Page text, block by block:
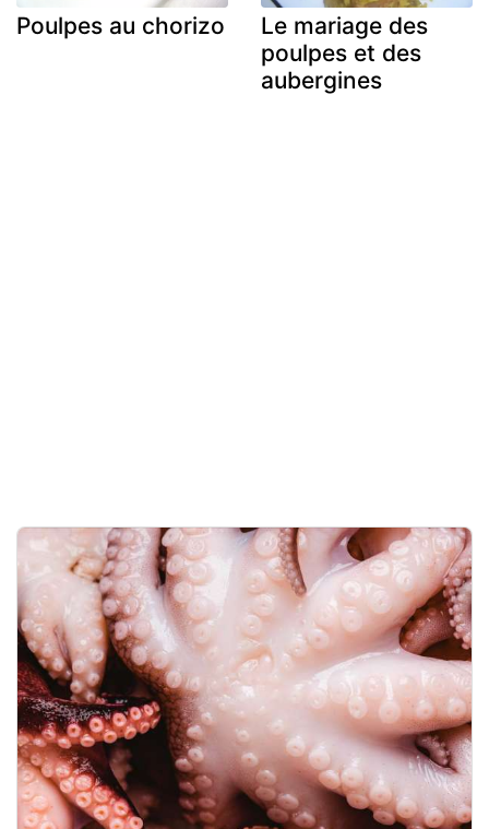
Poulpes au chorizo
Le mariage des
poulpes et des
aubergines